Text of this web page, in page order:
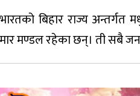
बिहार राज्य
मण्डल रहेका छन्। ती सबै